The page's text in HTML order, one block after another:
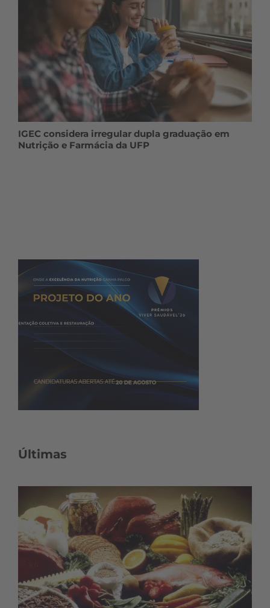
IGEC considera irregular dupla graduação em
Nutrição e Farmácia da UFP
Últimas